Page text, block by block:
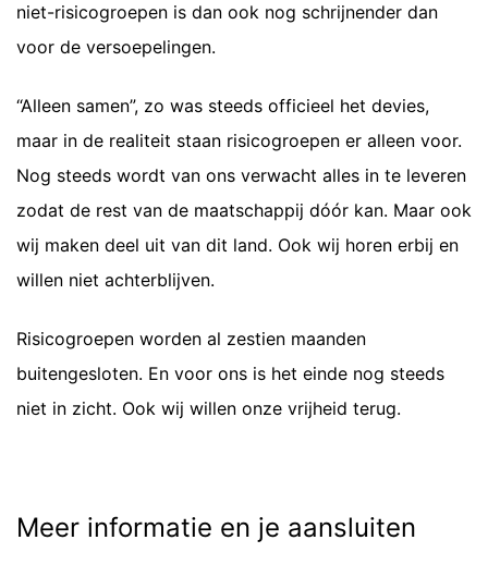
niet-risicogroepen is dan ook nog schrijnender dan
voor de versoepelingen.
“Alleen samen”, zo was steeds officieel het devies,
maar in de realiteit staan risicogroepen er alleen voor.
Nog steeds wordt van ons verwacht alles in te leveren
zodat de rest van de maatschappij dóór kan. Maar ook
wij maken deel uit van dit land. Ook wij horen erbij en
willen niet achterblijven.
Risicogroepen worden al zestien maanden
buitengesloten. En voor ons is het einde nog steeds
niet in zicht. Ook wij willen onze vrijheid terug.
Meer informatie en je aansluiten